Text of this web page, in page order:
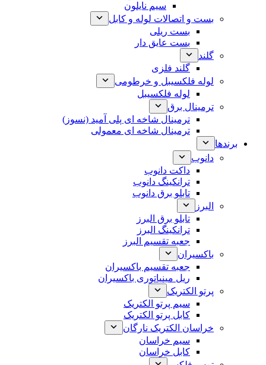
سیم نایلون
بست و اتصالات لوله و کابل
بست ریلی
بست عایق دار
گلند
گلند فلزی
لوله فلکسیبل و خرطومی
لوله فلکسیبل
ترمینال برق
ترمینال شاخه ای پلی آمید (نسوز)
ترمینال شاخه ای معمولی
برندها
دانوب
داکت دانوب
ترانکینگ دانوب
تابلو برق دانوب
البرز
تابلو برق البرز
ترانکینگ البرز
جعبه تقسیم البرز
باکسیران
جعبه تقسیم باکسیران
ریل مینیاتوری باکسیران
پرتو الکتریک
سیم پرتو الکتریک
کابل پرتو الکتریک
خراسان الکتریک نارگان
سیم خراسان
کابل خراسان